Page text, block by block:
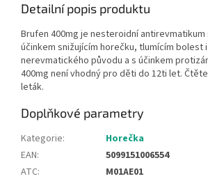
Detailní popis produktu
Brufen 400mg je nesteroidní antirevmatikum
účinkem snižujícím horečku, tlumícím bolest
nerevmatického původu a s účinkem
400mg není vhodný pro děti do 12ti let.
leták.
Doplňkové parametry
Kategorie:
Horečka
EAN:
5099151006554
ATC:
M01AE01